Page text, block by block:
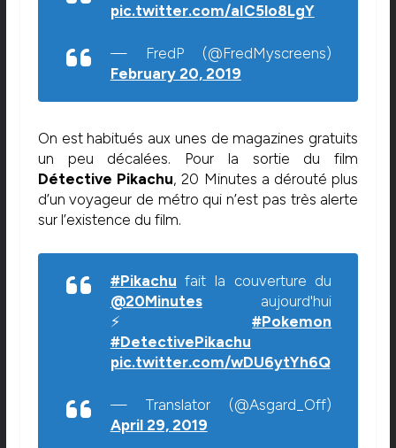
pic.twitter.com/aIC5lo8LgY
— FredP (@FredMyscreens)
February 20, 2019
On est habitués aux unes de magazines gratuits
un peu décalées. Pour la sortie du film
Détective Pikachu, 20 Minutes a dérouté plus
d’un voyageur de métro qui n’est pas très alerte
sur l’existence du film.
#Pikachu fait la couverture du
@20Minutesaujourd'hui
⚡#Pokemon
#DetectivePikachu
pic.twitter.com/wDU6ytYh6Q
— Translator (@Asgard_Off)
April 29, 2019